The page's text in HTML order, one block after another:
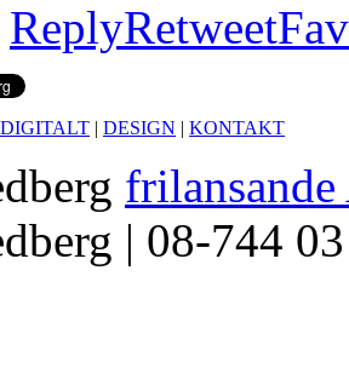
ReplyRetweet
DIGITALT | DESIGN | KONTAKT
| 08-744